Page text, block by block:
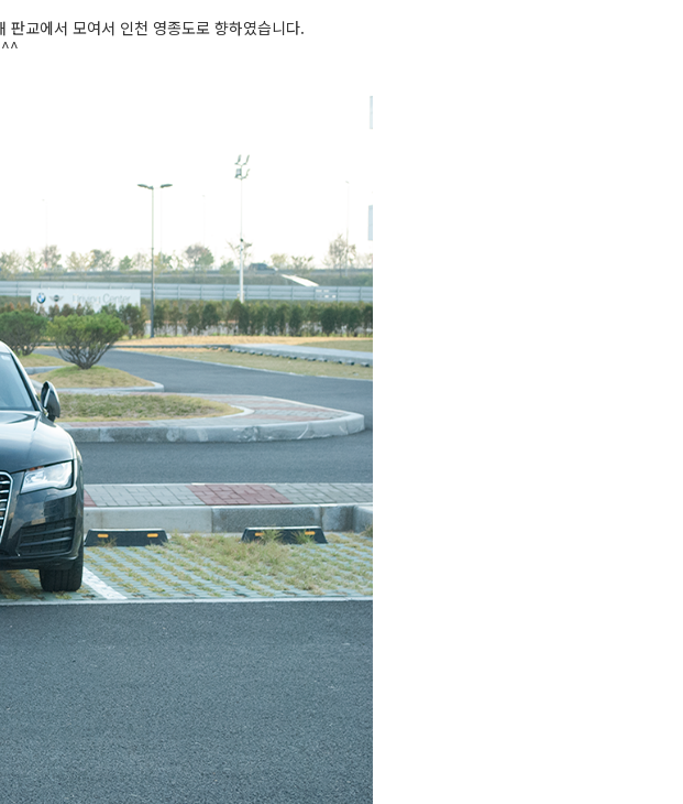
교에서 모여서 인천 영종도로 향하였습니다.
^^